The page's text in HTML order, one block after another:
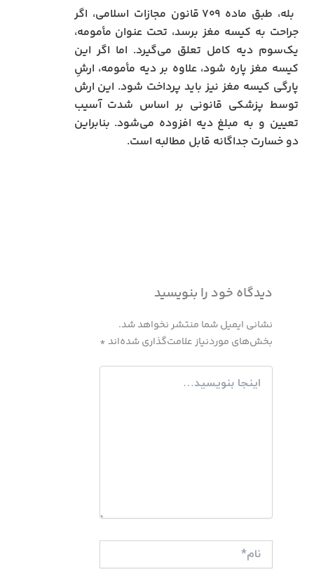
بله، طبق ماده ۷۰۹ قانون مجازات اسلامی، اگر
جراحت به کیسه مغز برسد، تحت عنوان مأمومه،
یک‌سوم دیه کامل تعلق می‌گیرد. اما اگر این
کیسه مغز پاره شود، علاوه بر دیه مأمومه، ارشِ
پارگی کیسه مغز نیز باید پرداخت شود. این ارش
توسط پزشکی قانونی بر اساس شدت آسیب
تعیین و به مبلغ دیه افزوده می‌شود. بنابراین
دو خسارت جداگانه قابل مطالبه است.
دیدگاه‌ خود را بنویسید
نشانی ایمیل شما منتشر نخواهد شد.
بخش‌های موردنیاز علامت‌گذاری شده‌اند *
اینجا
بنویسید…
نام*